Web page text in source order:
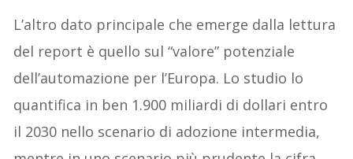
L’altro dato principale che emerge dalla lettura
del report è quello sul “valore” potenziale
dell’automazione per l’Europa. Lo studio lo
quantifica in ben 1.900 miliardi di dollari entro
il 2030 nello scenario di adozione intermedia,